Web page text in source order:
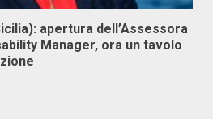
apertura dell’Assessora
Manager, ora un tavolo